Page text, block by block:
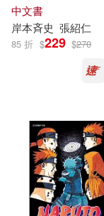
中文書
岸本斉史 張紹仁
85 折 $229 $270